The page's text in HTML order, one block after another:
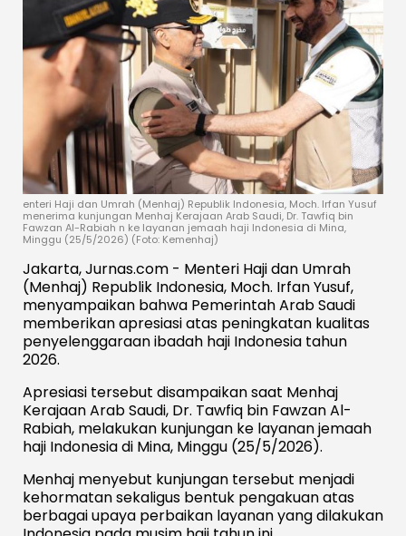
enteri Haji dan Umrah (Menhaj) Republik Indonesia, Moch. Irfan Yusuf
menerima kunjungan Menhaj Kerajaan Arab Saudi, Dr. Tawfiq bin
Fawzan Al-Rabiah n ke layanan jemaah haji Indonesia di Mina,
Minggu (25/5/2026) (Foto: Kemenhaj)
Jakarta, Jurnas.com - Menteri Haji dan Umrah
(Menhaj) Republik Indonesia, Moch. Irfan Yusuf,
menyampaikan bahwa Pemerintah Arab Saudi
memberikan apresiasi atas peningkatan kualitas
penyelenggaraan ibadah haji Indonesia tahun
2026.
Apresiasi tersebut disampaikan saat Menhaj
Kerajaan Arab Saudi, Dr. Tawfiq bin Fawzan Al-
Rabiah, melakukan kunjungan ke layanan jemaah
haji Indonesia di Mina, Minggu (25/5/2026).
Menhaj menyebut kunjungan tersebut menjadi
kehormatan sekaligus bentuk pengakuan atas
berbagai upaya perbaikan layanan yang dilakukan